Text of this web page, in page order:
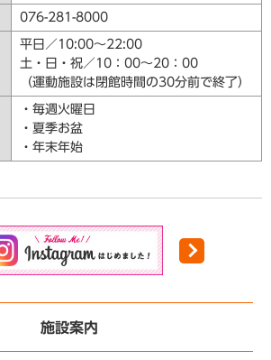
076-281-8000
平日／10:00～22:00
土・日・祝／10：00～20：00
（運動施設は閉館時間の30分前で終了）
・毎週火曜日
・夏季お盆
・年末年始
施設案内